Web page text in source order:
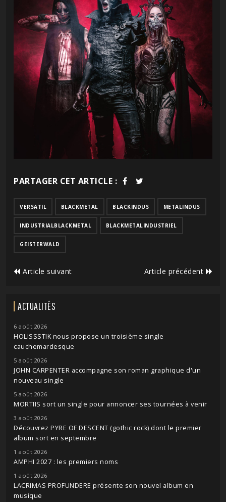
PARTAGER CET ARTICLE :
VERSATIL BLACKMETAL BLACKINDUS METALINDUS
INDUSTRIALBLACKMETAL BLACKMETALINDUSTRIEL
GEISTERWALD
Article suivant Article précédent
ACTUALITÉS
6 août 2026
HOLISSSTIK nous propose un troisième single
cauchemardesque
5 août 2026
JOHN CARPENTER accompagne son roman graphique d'un
nouveau single
5 août 2026
MORTIIS sort un single pour annoncer ses tournées à venir
3 août 2026
Découvrez PYRE OF DESCENT (gothic rock) dont le premier
album sort en septembre
1 août 2026
AMPHI 2027 : les premiers noms
1 août 2026
LACRIMAS PROFUNDERE présente son nouvel album en
musique